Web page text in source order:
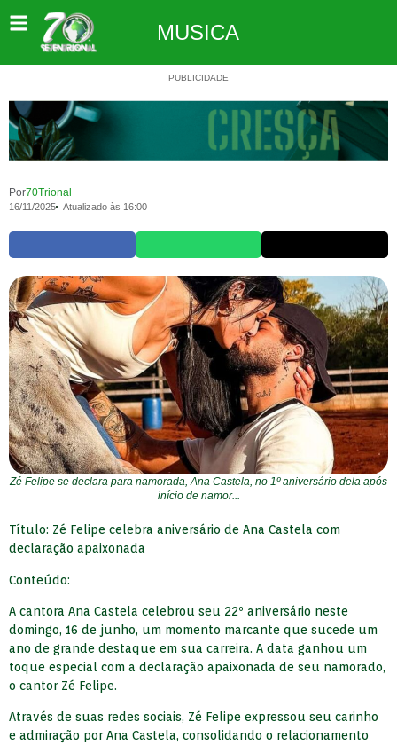
MUSICA
PUBLICIDADE
Por70Trional
16/11/2025 Atualizado às 16:00
Zé Felipe se declara para namorada, Ana Castela, no 1º aniversário dela após
início de namor...
Título: Zé Felipe celebra aniversário de Ana Castela com
declaração apaixonada
Conteúdo:
A cantora Ana Castela celebrou seu 22º aniversário neste
domingo, 16 de junho, um momento marcante que sucede um
ano de grande destaque em sua carreira. A data ganhou um
toque especial com a declaração apaixonada de seu namorado,
o cantor Zé Felipe.
Através de suas redes sociais, Zé Felipe expressou seu carinho
e admiração por Ana Castela, consolidando o relacionamento